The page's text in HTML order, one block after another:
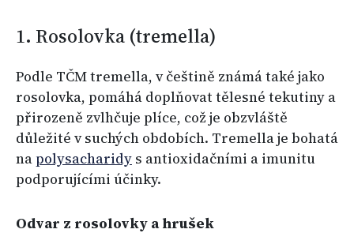
1. Rosolovka (tremella)
Podle TČM tremella, v češtině známá také jako
rosolovka, pomáhá doplňovat tělesné tekutiny a
přirozeně zvlhčuje plíce, což je obzvláště
důležité v suchých obdobích. Tremella je bohatá
napolysacharidy s antioxidačními a imunitu
podporujícími účinky.
Odvar z rosolovky a hrušek